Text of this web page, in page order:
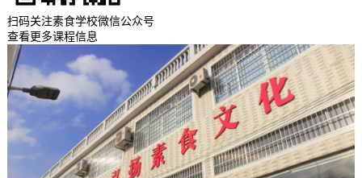
扫码关注素食学校微信公众号
查看更多课程信息